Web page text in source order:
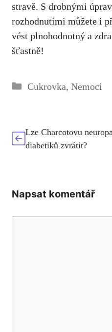
stravě. S ⁣drobnými
rozhodnutími můžete i
vést plnohodnotný ⁣a
šťastně!
Rubriky
Cukrovka, Nemoci
Lze Charcotovu
diabetiků zvrátit?
Napsat komentář